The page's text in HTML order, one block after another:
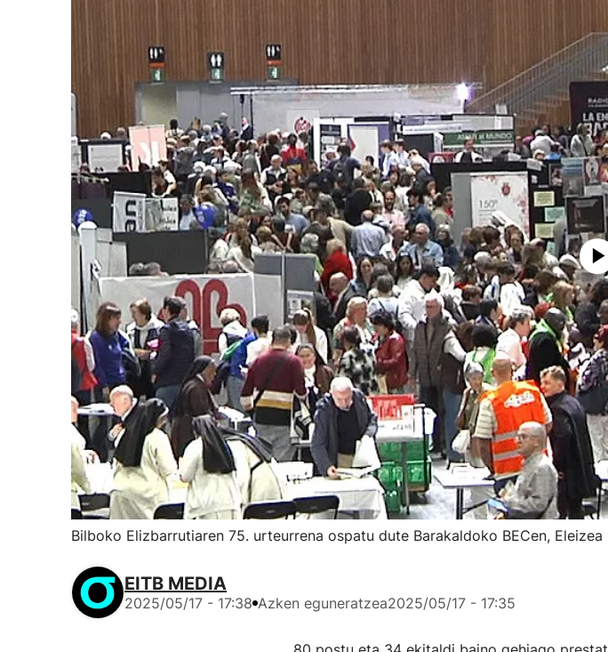
Bilboko Elizbarrutiaren 75. urteurrena ospatu dute Barakaldoko BECen,
EITB MEDIA
2025/05/17 - 17:38 Azken eguneratzea2025/05/17 - 17:35